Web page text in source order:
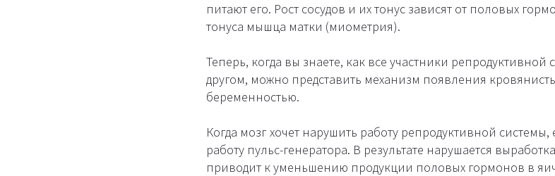
питают его. Рост сосудов и их тонус зависят от половых
тонуса мышца матки (миометрия).
Теперь, когда вы знаете, как все участники репродуктивной
другом, можно представить механизм появления
беременностью.
Когда мозг хочет нарушить работу репродуктивной системы,
работу пульс-генератора. В результате нарушается
приводит к уменьшению продукции половых гормонов в